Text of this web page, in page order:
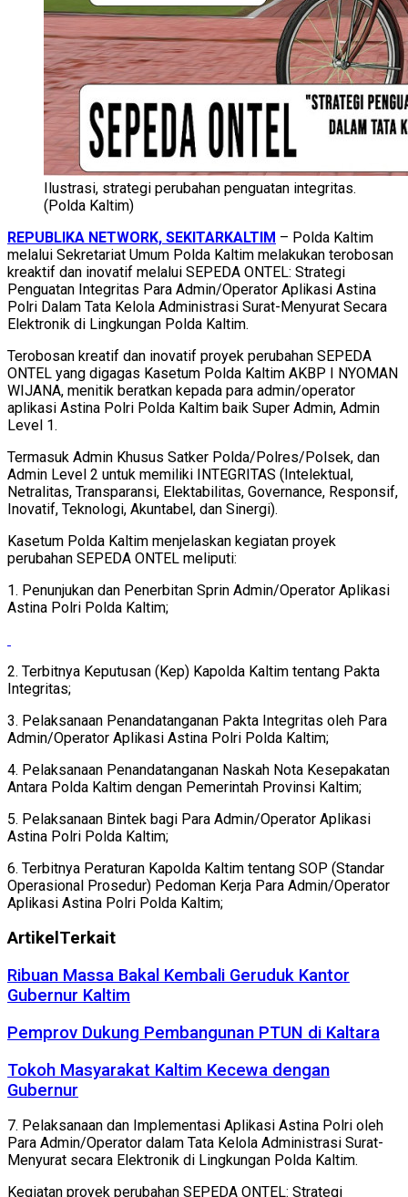
Ilustrasi, strategi perubahan penguatan integritas.
(Polda Kaltim)
REPUBLIKA NETWORK, SEKITARKALTIM – Polda Kaltim
melalui Sekretariat Umum Polda Kaltim melakukan terobosan
kreaktif dan inovatif melalui SEPEDA ONTEL: Strategi
Penguatan Integritas Para Admin/Operator Aplikasi Astina
Polri Dalam Tata Kelola Administrasi Surat-Menyurat Secara
Elektronik di Lingkungan Polda Kaltim.
Terobosan kreatif dan inovatif proyek perubahan SEPEDA
ONTEL yang digagas Kasetum Polda Kaltim AKBP I NYOMAN
WIJANA, menitik beratkan kepada para admin/operator
aplikasi Astina Polri Polda Kaltim baik Super Admin, Admin
Level 1.
Termasuk Admin Khusus Satker Polda/Polres/Polsek, dan
Admin Level 2 untuk memiliki INTEGRITAS (Intelektual,
Netralitas, Transparansi, Elektabilitas, Governance, Responsif,
Inovatif, Teknologi, Akuntabel, dan Sinergi).
Kasetum Polda Kaltim menjelaskan kegiatan proyek
perubahan SEPEDA ONTEL meliputi:
1. Penunjukan dan Penerbitan Sprin Admin/Operator Aplikasi
Astina Polri Polda Kaltim;
2. Terbitnya Keputusan (Kep) Kapolda Kaltim tentang Pakta
Integritas;
3. Pelaksanaan Penandatanganan Pakta Integritas oleh Para
Admin/Operator Aplikasi Astina Polri Polda Kaltim;
4. Pelaksanaan Penandatanganan Naskah Nota Kesepakatan
Antara Polda Kaltim dengan Pemerintah Provinsi Kaltim;
5. Pelaksanaan Bintek bagi Para Admin/Operator Aplikasi
Astina Polri Polda Kaltim;
6. Terbitnya Peraturan Kapolda Kaltim tentang SOP (Standar
Operasional Prosedur) Pedoman Kerja Para Admin/Operator
Aplikasi Astina Polri Polda Kaltim;
Artikel Terkait
Ribuan Massa Bakal Kembali Geruduk Kantor
Gubernur Kaltim
Pemprov Dukung Pembangunan PTUN di Kaltara
Tokoh Masyarakat Kaltim Kecewa dengan
Gubernur
7. Pelaksanaan dan Implementasi Aplikasi Astina Polri oleh
Para Admin/Operator dalam Tata Kelola Administrasi Surat-
Menyurat secara Elektronik di Lingkungan Polda Kaltim.
Kegiatan proyek perubahan SEPEDA ONTEL: Strategi